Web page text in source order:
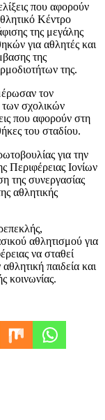
που αφορούν
Κέντρο
της μεγάλης
για αθλητές και
της
της.
τον
των σχολικών
που αφορούν στη
του σταδίου.
για την
Περιφέρειας Ιονίων
της συνεργασίας
αθλητικής
αθλητισμού για
να σταθεί
παιδεία και
κοινωνίας.